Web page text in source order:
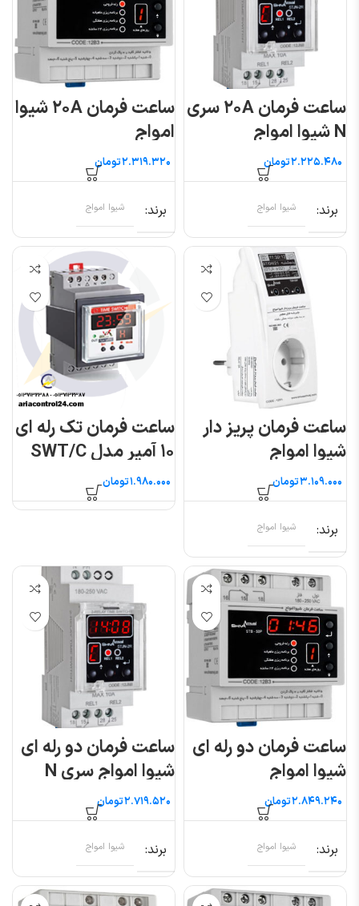
ساعت فرمان ۲۰A سری
N شیوا امواج
تومان
برند شیوا امواج
ساعت فرمان ۲۰A شیوا
امواج
تومان
برند شیوا امواج
ساعت فرمان پریز دار
شیوا امواج
تومان
برند شیوا امواج
ساعت فرمان تک رله ای
۱۰ آمپر مدل SWT/C
(جهت مدار فرمان) برنا
الکترونیک
تومان
ساعت فرمان دو رله ای
شیوا امواج
تومان
برند شیوا امواج
ساعت فرمان دو رله ای
شیوا امواج سری N
تومان
برند شیوا امواج